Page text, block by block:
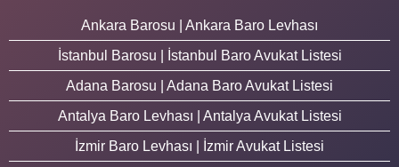
Ankara Barosu | Ankara Baro Levhası
İstanbul Barosu | İstanbul Baro Avukat Listesi
Adana Barosu | Adana Baro Avukat Listesi
Antalya Baro Levhası | Antalya Avukat Listesi
İzmir Baro Levhası | İzmir Avukat Listesi